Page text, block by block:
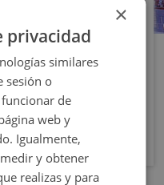
×
privacidad
similares
sesión o
de
web y
Igualmente,
y obtener
realizas y para